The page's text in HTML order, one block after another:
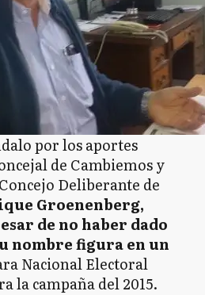
por los aportes
de Cambiemos y
Deliberante de
Groenenberg,
de no haber dado
nombre figura en un
Nacional Electoral
la campaña del 2015.